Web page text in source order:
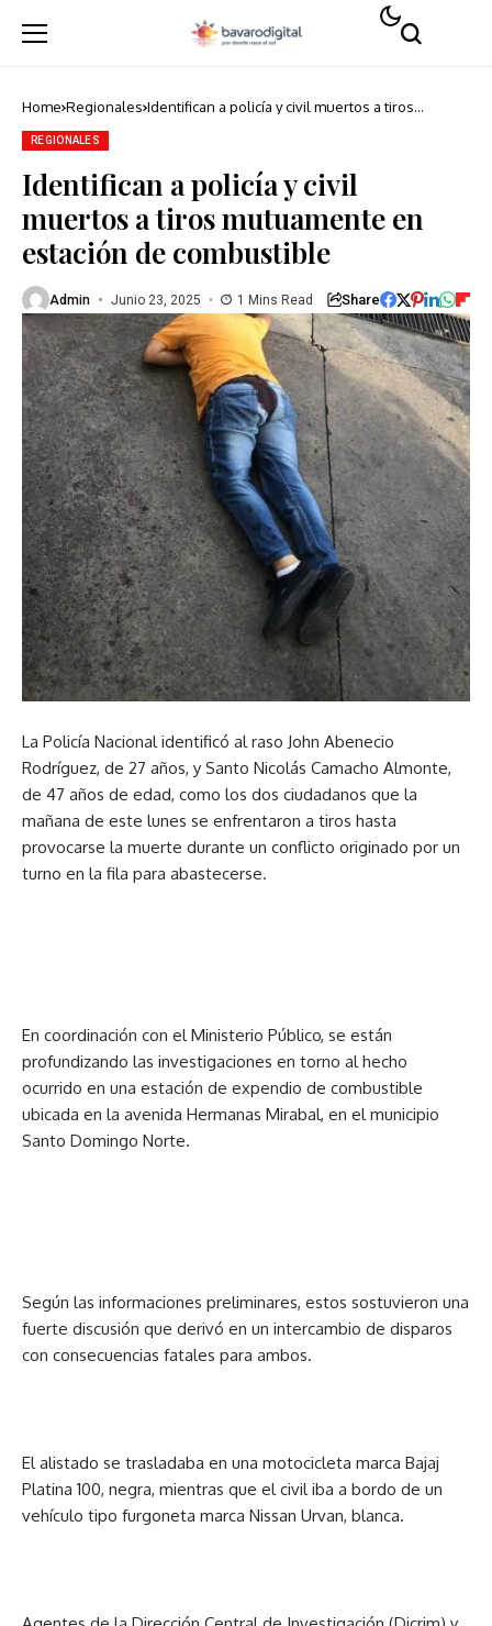
Home Regionales Identifican a policía y civil muertos a tiros
REGIONALES
Identifican a policía y civil
muertos a tiros mutuamente en
estación de combustible
Admin Junio 23, 2025 1 Mins Read Share
La Policía Nacional identificó al raso John Abenecio
Rodríguez, de 27 años, y Santo Nicolás Camacho Almonte,
de 47 años de edad, como los dos ciudadanos que la
mañana de este lunes se enfrentaron a tiros hasta
provocarse la muerte durante un conflicto originado por un
turno en la fila para abastecerse.
En coordinación con el Ministerio Público, se están
profundizando las investigaciones en torno al hecho
ocurrido en una estación de expendio de combustible
ubicada en la avenida Hermanas Mirabal, en el municipio
Santo Domingo Norte.
Según las informaciones preliminares, estos sostuvieron una
fuerte discusión que derivó en un intercambio de disparos
con consecuencias fatales para ambos.
El alistado se trasladaba en una motocicleta marca Bajaj
Platina 100, negra, mientras que el civil iba a bordo de un
vehículo tipo furgoneta marca Nissan Urvan, blanca.